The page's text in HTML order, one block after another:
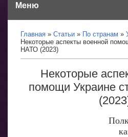
Меню
Главная Статьи По странам
Некоторые аспекты военной
НАТО (2023)
Некоторые
помощи Украине